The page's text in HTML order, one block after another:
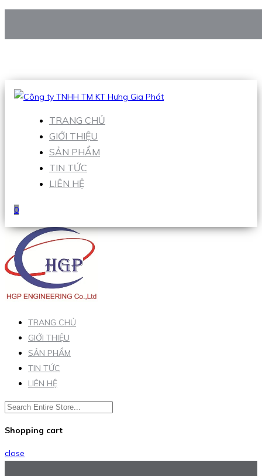
Hotline:0938 906 663
TRANG CHỦ
GIỚI THIỆU
SẢN PHẨM
TIN TỨC
LIÊN HỆ
0
TRANG CHỦ
GIỚI THIỆU
SẢN PHẨM
TIN TỨC
LIÊN HỆ
Shopping cart
close